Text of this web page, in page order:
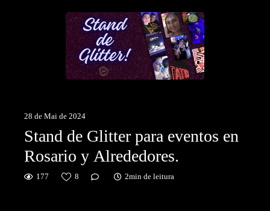
28 de Mai de 2024
Stand de Glitter para eventos en
Rosario y Alrededores.
177 8 2min de leitura